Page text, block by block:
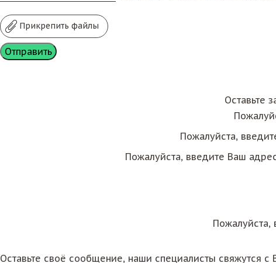
Прикрепить файлы
Оставьте
Пожалуйста,
Пожалуйста, введите Ваш
Оставьте своё сообщение, наши специалисты свяжутся